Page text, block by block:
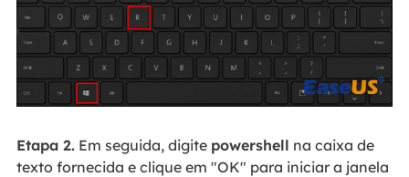
Etapa 2.Em seguida, digite powershell na caixa de
texto fornecida e clique em "OK" para iniciar a janela